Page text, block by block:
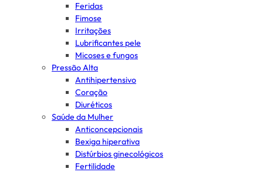
Feridas
Fimose
Irritações
Lubrificantes pele
Micoses e fungos
Pressão Alta
Antihipertensivo
Coração
Diuréticos
Saúde da Mulher
Anticoncepcionais
Bexiga hiperativa
Distúrbios ginecológicos
Fertilidade